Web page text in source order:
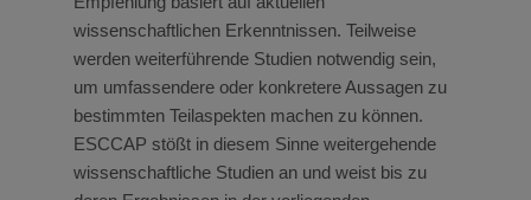
wissenschaftlichen Erkenntnissen. Teilweise
werden weiterführende Studien notwendig sein,
um umfassendere oder konkretere Aussagen zu
bestimmten Teilaspekten machen zu können.
ESCCAP stößt in diesem Sinne weitergehende
wissenschaftliche Studien an und weist bis zu